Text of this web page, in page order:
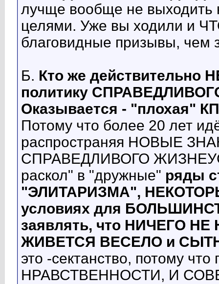
лучще вообще не выходить
целями. Уже вы ходили и
благовидные призывы, чем
Б. Кто же действительно
политику
Оказывается - "плохая"
Потому что более 20 лет
распространяя НОВЫЕ
СПРАВЕДЛИВОГО
раскол" в "дружные" ряды
"ЭЛИТАРИЗМА",
условиях для
заявлять, что НИЧЕГО
ЖИВЕТСЯ ВЕСЕЛО и
это -сектанство, потому
НРАВСТВЕННОСТИ, И